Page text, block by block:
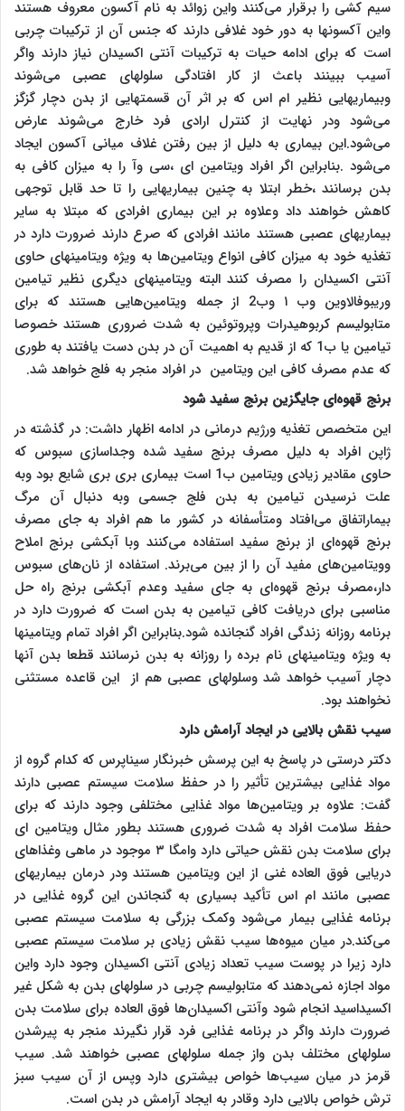
سیم کشی را برقرار می‌کنند واین زوائد به نام آکسون معروف هستند
واین آکسونها به دور خود غلافی دارند که جنس آن از ترکیبات چربی
است که برای ادامه حیات به ترکیبات آنتی اکسیدان نیاز دارند واگر
آسیب ببینند باعث از کار افتادگی سلولهای عصبی می‌شوند
وبیماریهایی نظیر ام اس که بر اثر آن قسمتهایی از بدن دچار گزگز
می‌شود ودر نهایت از کنترل ارادی فرد خارج می‌شوند عارض
می‌شود.این بیماری به دلیل از بین رفتن غلاف میانی آکسون ایجاد
می‌شود .بنابراین اگر افراد ویتامین ای ،سی وآ را به میزان کافی به
بدن برسانند ،خطر ابتلا به چنین بیماریهایی را تا حد قابل توجهی
کاهش خواهند داد وعلاوه بر این بیماری افرادی که مبتلا به سایر
بیماریهای عصبی هستند مانند افرادی که صرع دارند ضرورت دارد در
تغذیه خود به میزان کافی انواع ویتامین‌ها به ویژه ویتامینهای حاوی
آنتی اکسیدان را مصرف کنند البته ویتامینهای دیگری نظیر تیامین
وریبوفالاوین وب ۱ وب2 از جمله ویتامین‌هایی هستند که برای
متابولیسم کربوهیدرات وپروتوئین به شدت ضروری هستند خصوصا
تیامین یا ب1 که از قدیم به اهمیت آن در بدن دست یافتند به طوری
که عدم مصرف کافی این ویتامین در افراد منجر به فلج خواهد شد.
برنج قهوه‌ای جایگزین برنج سفید شود
این متخصص تغذیه ورژیم درمانی در ادامه اظهار داشت: در گذشته در
ژاپن افراد به دلیل مصرف برنج سفید شده وجداسازی سبوس که
حاوی مقادیر زیادی ویتامین ب1 است بیماری بری بری شایع بود وبه
علت نرسیدن تیامین به بدن فلج جسمی وبه دنبال آن مرگ
بیماراتفاق می‌افتاد ومتأسفانه در کشور ما هم افراد به جای مصرف
برنج قهوه‌ای از برنج سفید استفاده می‌کنند وبا آبکشی برنج املاح
وویتامین‌های مفید آن را از بین می‌برند. استفاده از نان‌های سبوس
دار،مصرف برنج قهوه‌ای به جای سفید وعدم آبکشی برنج راه حل
مناسبی برای دریافت کافی تیامین به بدن است که ضرورت دارد در
برنامه روزانه زندگی افراد گنجانده شود.بنابراین اگر افراد تمام ویتامینها
به ویژه ویتامینهای نام برده را روزانه به بدن نرسانند قطعا بدن آنها
دچار آسیب خواهد شد وسلولهای عصبی هم از این قاعده مستثنی
نخواهند بود.
سیب نقش بالایی در ایجاد آرامش دارد
دکتر درستی در پاسخ به این پرسش خبرنگار سیناپرس که کدام گروه از
مواد غذایی بیشترین تأثیر را در حفظ سلامت سیستم عصبی دارند
گفت: علاوه بر ویتامین‌ها مواد غذایی مختلفی وجود دارند که برای
حفظ سلامت افراد به شدت ضروری هستند بطور مثال ویتامین ای
برای سلامت بدن نقش حیاتی دارد وامگا ۳ موجود در ماهی وغذاهای
دریایی فوق العاده غنی از این ویتامین هستند ودر درمان بیماریهای
عصبی مانند ام اس تأکید بسیاری به گنجاندن این گروه غذایی در
برنامه غذایی بیمار می‌شود وکمک بزرگی به سلامت سیستم عصبی
می‌کند.در میان میوه‌ها سیب نقش زیادی بر سلامت سیستم عصبی
دارد زیرا در پوست سیب تعداد زیادی آنتی اکسیدان وجود دارد واین
مواد اجازه نمی‌دهند که متابولیسم چربی در سلولهای بدن به شکل غیر
اکسیداسید انجام شود وآنتی اکسیدان‌ها فوق العاده برای سلامت بدن
ضرورت دارند واگر در برنامه غذایی فرد قرار نگیرند منجر به پیرشدن
سلولهای مختلف بدن واز جمله سلولهای عصبی خواهند شد. سیب
قرمز در میان سیب‌ها خواص بیشتری دارد وپس از آن سیب سبز
ترش خواص بالایی دارد وقادر به ایجاد آرامش در بدن است.